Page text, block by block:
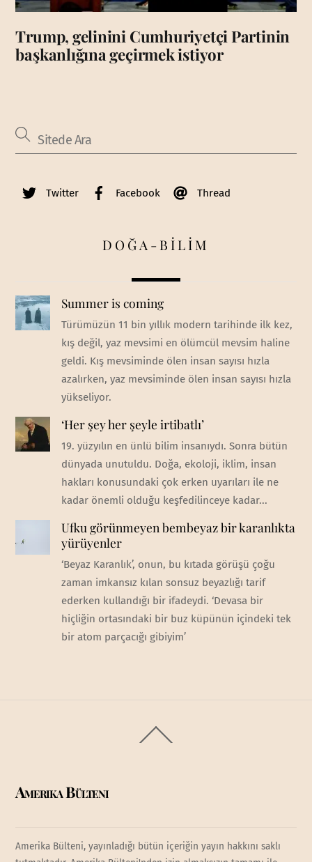
Trump, gelinini Cumhuriyetçi Partinin
başkanlığına geçirmek istiyor
Twitter Facebook Thread
DOĞA-BİLİM
Summer is coming
Türümüzün 11 bin yıllık modern tarihinde ilk kez,
kış değil, yaz mevsimi en ölümcül mevsim haline
geldi. Kış mevsiminde ölen insan sayısı hızla
azalırken, yaz mevsiminde ölen insan sayısı hızla
yükseliyor.
‘Her şey her şeyle irtibatlı’
19. yüzyılın en ünlü bilim insanıydı. Sonra bütün
dünyada unutuldu. Doğa, ekoloji, iklim, insan
hakları konusundaki çok erken uyarıları ile ne
kadar önemli olduğu keşfedilinceye kadar...
Ufku görünmeyen bembeyaz bir karanlıkta
yürüyenler
‘Beyaz Karanlık’, onun, bu kıtada görüşü çoğu
zaman imkansız kılan sonsuz beyazlığı tarif
ederken kullandığı bir ifadeydi. ‘Devasa bir
hiçliğin ortasındaki bir buz küpünün içindeki tek
bir atom parçacığı gibiyim’
To
Amerika Bülteni
Amerika Bülteni, yayınladığı bütün içeriğin yayın hakkını saklı